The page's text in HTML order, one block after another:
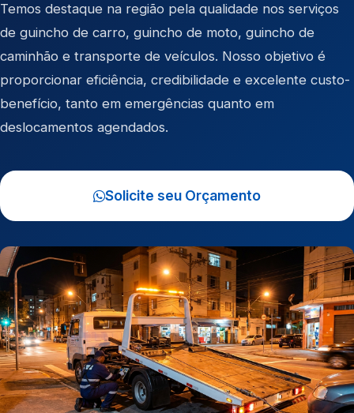
Temos destaque na região pela qualidade nos serviços
de guincho de carro, guincho de moto, guincho de
caminhão e transporte de veículos. Nosso objetivo é
proporcionar eficiência, credibilidade e excelente custo-
benefício, tanto em emergências quanto em
deslocamentos agendados.
Solicite seu Orçamento